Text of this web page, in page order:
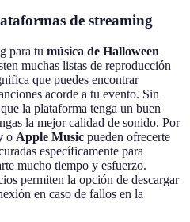
de streaming
para tu música de Halloween
muchas listas de reproducción
que puedes encontrar
acorde a tu evento. Sin
la plataforma tenga un buen
la mejor calidad de sonido. Por
o Apple Music pueden ofrecerte
específicamente para
mucho tiempo y esfuerzo.
permiten la opción de descargar
en caso de fallos en la